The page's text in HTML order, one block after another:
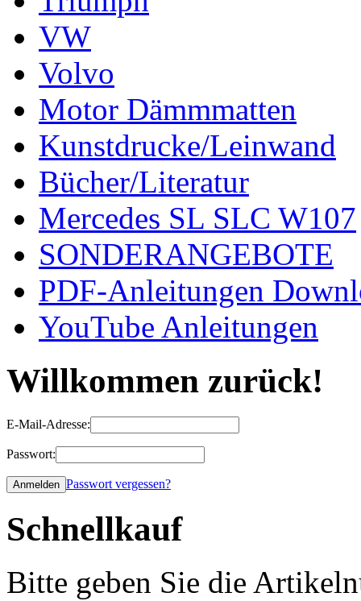
VW
Volvo
Motor Dämmmatten
Kunstdrucke/Leinwand
Bücher/Literatur
Mercedes SL SLC W107
SONDERANGEBOTE
PDF-Anleitungen
YouTube Anleitungen
Willkommen zurück!
E-Mail-Adresse:
Passwort:
Passwort vergessen?
Schnellkauf
Bitte geben Sie die